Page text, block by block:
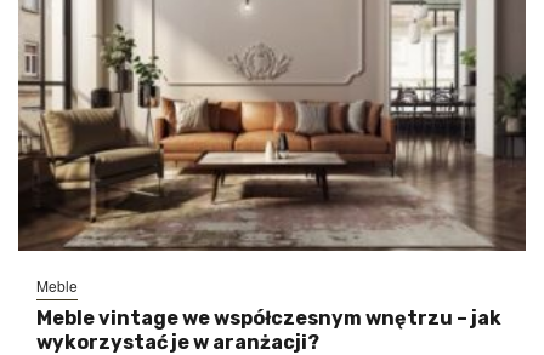
Meble
Meble vintage we współczesnym wnętrzu – jak
wykorzystać je w aranżacji?